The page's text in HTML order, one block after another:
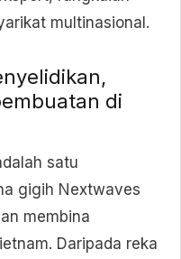
multinasional.
di
satu
gigih Nextwaves
membina
Daripada reka